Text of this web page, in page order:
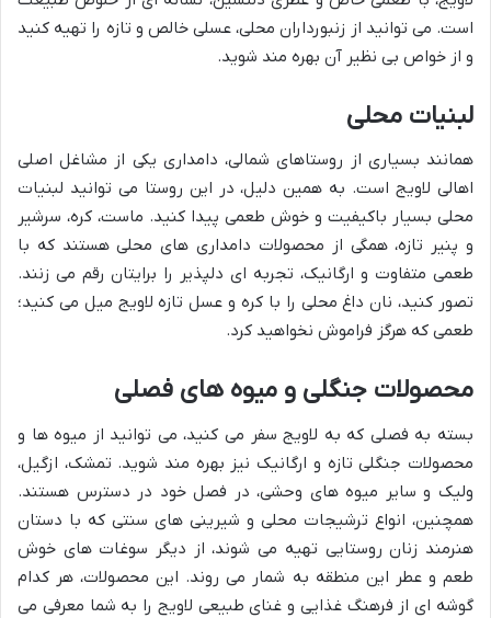
است. می توانید از زنبورداران محلی، عسلی خالص و تازه را تهیه کنید
و از خواص بی نظیر آن بهره مند شوید.
لبنیات محلی
همانند بسیاری از روستاهای شمالی، دامداری یکی از مشاغل اصلی
اهالی لاویج است. به همین دلیل، در این روستا می توانید لبنیات
محلی بسیار باکیفیت و خوش طعمی پیدا کنید. ماست، کره، سرشیر
و پنیر تازه، همگی از محصولات دامداری های محلی هستند که با
طعمی متفاوت و ارگانیک، تجربه ای دلپذیر را برایتان رقم می زنند.
تصور کنید، نان داغ محلی را با کره و عسل تازه لاویج میل می کنید؛
طعمی که هرگز فراموش نخواهید کرد.
محصولات جنگلی و میوه های فصلی
بسته به فصلی که به لاویج سفر می کنید، می توانید از میوه ها و
محصولات جنگلی تازه و ارگانیک نیز بهره مند شوید. تمشک، ازگیل،
ولیک و سایر میوه های وحشی، در فصل خود در دسترس هستند.
همچنین، انواع ترشیجات محلی و شیرینی های سنتی که با دستان
هنرمند زنان روستایی تهیه می شوند، از دیگر سوغات های خوش
طعم و عطر این منطقه به شمار می روند. این محصولات، هر کدام
گوشه ای از فرهنگ غذایی و غنای طبیعی لاویج را به شما معرفی می